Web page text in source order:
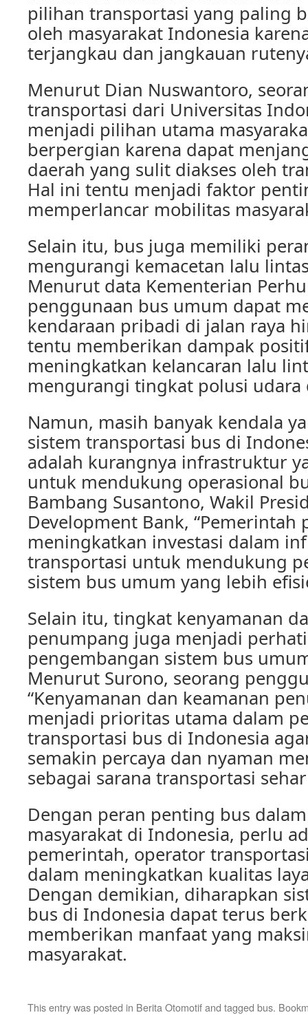
pilihan transportasi yang paling
oleh masyarakat Indonesia
terjangkau dan jangkauan
Menurut Dian Nuswantoro,
transportasi dari Universitas
menjadi pilihan utama
berpergian karena dapat
daerah yang sulit diakses oleh
Hal ini tentu menjadi faktor
memperlancar mobilitas
Selain itu, bus juga memiliki
mengurangi kemacetan lalu
Menurut data Kementerian
penggunaan bus umum dapat
kendaraan pribadi di jalan raya
tentu memberikan dampak
meningkatkan kelancaran lalu
mengurangi tingkat polusi udara
Namun, masih banyak kendala
sistem transportasi bus di
adalah kurangnya infrastruktur
untuk mendukung operasional
Bambang Susantono, Wakil
Development Bank, “Pemerintah
meningkatkan investasi dalam
transportasi untuk mendukung
sistem bus umum yang lebih
Selain itu, tingkat kenyamanan
penumpang juga menjadi
pengembangan sistem bus
Menurut Surono, seorang
“Kenyamanan dan keamanan
menjadi prioritas utama dalam
transportasi bus di Indonesia
semakin percaya dan nyaman
sebagai sarana transportasi
Dengan peran penting bus
masyarakat di Indonesia, perlu
pemerintah, operator
dalam meningkatkan kualitas
Dengan demikian, diharapkan
bus di Indonesia dapat terus
memberikan manfaat yang
masyarakat.
This entry was posted in Berita Otomotifand tagged bus.